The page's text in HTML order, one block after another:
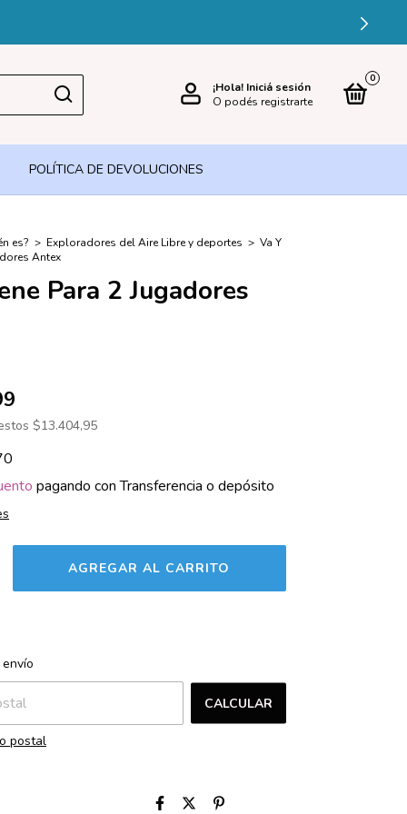
¡Hola! Iniciá sesión
O podés registrarte
0
POLÍTICA DE DEVOLUCIONES
es? > Exploradores del Aire Libre y deportes > Va Y
Antex
Para 2 Jugadores
$13.404,95
pagando con Transferencia o depósito
CP:
CALCULAR
postal